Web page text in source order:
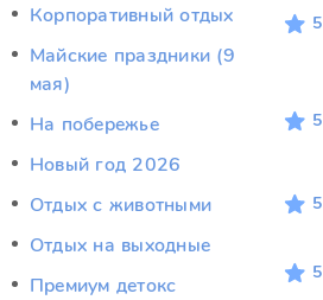
Корпоративный отдых
Майские праздники (9
мая)
На побережье
Новый год 2026
Отдых c животными
Отдых на выходные
Премиум детокс
5
5
5
5